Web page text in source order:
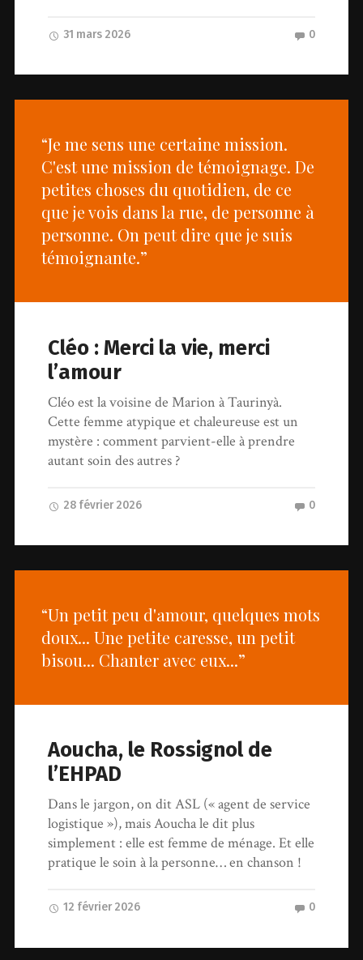
31 mars 2026 0
“Je me sens une certaine mission.
C'est une mission de témoignage. De
petites choses du quotidien, de ce
que je vois dans la rue, de personne à
personne. On peut dire que je suis
témoignante.”
Cléo : Merci la vie, merci
l’amour
Cléo est la voisine de Marion à Taurinyà.
Cette femme atypique et chaleureuse est un
mystère : comment parvient-elle à prendre
autant soin des autres ?
28 février 2026 0
“Un petit peu d'amour, quelques mots
doux... Une petite caresse, un petit
bisou... Chanter avec eux...”
Aoucha, le Rossignol de
l’EHPAD
Dans le jargon, on dit ASL (« agent de service
logistique »), mais Aoucha le dit plus
simplement : elle est femme de ménage. Et elle
pratique le soin à la personne… en chanson !
12 février 2026 0